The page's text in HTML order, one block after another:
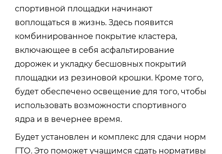
спортивной площадки начинают
воплощаться в жизнь. Здесь появится
комбинированное покрытие кластера,
включающее в себя асфальтирование
дорожек и укладку бесшовных покрытий
площадки из резиновой крошки. Кроме того,
будет обеспечено освещение для того, чтобы
использовать возможности спортивного
ядра и в вечернее время.
Будет установлен и комплекс для сдачи норм
ГТО. Это поможет учащимся сдать нормативы